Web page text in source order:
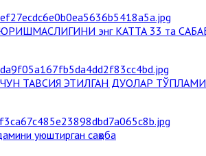
энг КАТТА 33 та
ТАВСИЯ ЭТИЛГАН ДУОЛАР ТЎПЛАМИ
уюштирган саҳоба